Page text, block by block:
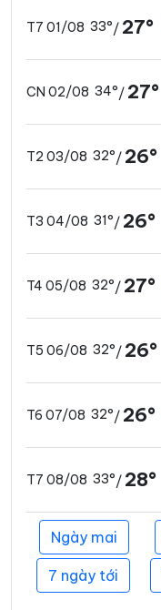
T7 01/08 33°/ 27°
CN 02/08 34°/ 27°
T2 03/08 32°/ 26°
T3 04/08 31°/ 26°
T4 05/08 32°/ 27°
T5 06/08 32°/ 26°
T6 07/08 32°/ 26°
T7 08/08 33°/ 28°
Ngày mai
7 ngày tới